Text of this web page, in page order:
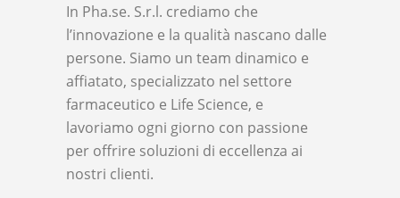
In Pha.se. S.r.l. crediamo che
l’innovazione e la qualità nascano dalle
persone. Siamo un team dinamico e
affiatato, specializzato nel settore
farmaceutico e Life Science, e
lavoriamo ogni giorno con passione
per offrire soluzioni di eccellenza ai
nostri clienti.